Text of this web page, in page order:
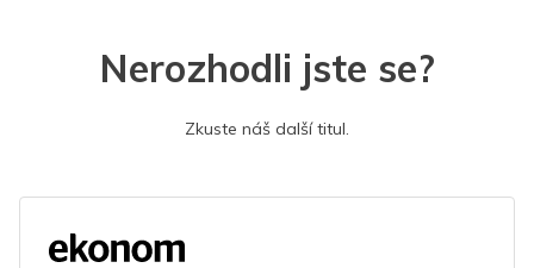
Nerozhodli jste se?
Zkuste náš další titul.